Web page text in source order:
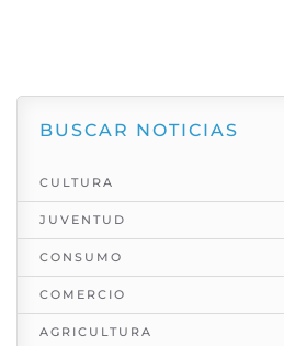
BUSCAR NOTICIAS
CULTURA
JUVENTUD
CONSUMO
COMERCIO
AGRICULTURA